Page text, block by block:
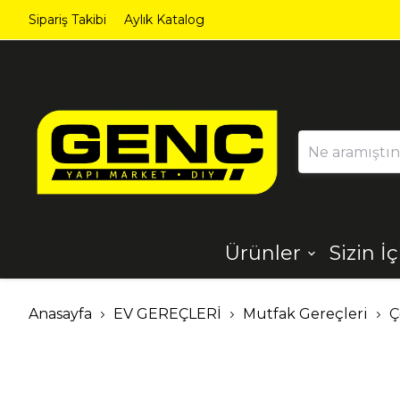
Sipariş Takibi Aylık Katalog
Ürünler
Ahşap Aydınlatma
Sizin
Anasayfa EV GEREÇLERİ Mutfak Gereçleri